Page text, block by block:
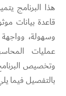
هذا البرنامج
قاعدة بيانات
وسهولة،
عمليات
وتخصيص
بالتفصيل فيما